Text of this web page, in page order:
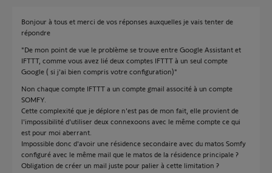
Bonjour à tous et merci de vos réponses auxquelles je vais tenter de
répondre
"De mon point de vue le problème se trouve entre Google Assistant et
IFTTT, comme vous avez lié deux comptes IFTTT à un seul compte
Google ( si j'ai bien compris votre configuration)"
Non chaque compte IFTTT a un compte gmail associté à un compte
SOMFY.
Cette complexité que je déplore n'est pas de mon fait, elle provient de
l'impossibilité d'utiliser deux connexoons avec le même compte ce qui
est pour moi aberrant.
Impossible donc d'avoir une résidence secondaire avec du matos Somfy
configuré avec le même mail que le matos de la résidence principale ?
Obligation de créer un mail juste pour palier à cette limitation ?